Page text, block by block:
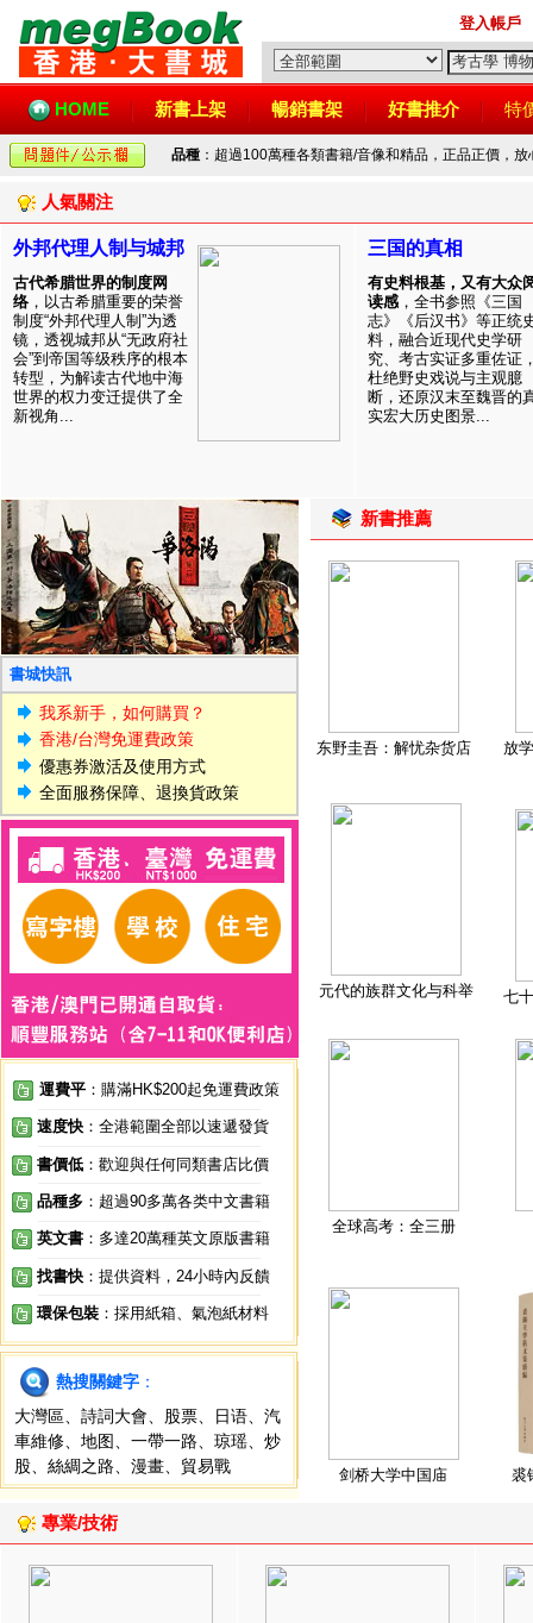
登入帳戶
HOME 新書上架 暢銷書架 好書推介 特
品種 ：超過100萬種各類書籍/音像和精品，正品正價，
人氣關注
外邦代理人制与城邦
古代希腊世界的制度网
络 ，以古希腊重要的荣誉
制度“外邦代理人制”为透
镜，透视城邦从“无政府社
会”到帝国等级秩序的根本
转型，为解读古代地中海
世界的权力变迁提供了全
新视角...
三国的真相
有史料根基，又有大众
读感 ，全书参照《三国
志》《后汉书》等正统
料，融合近现代史学研
究、考古实证多重佐证
杜绝野史戏说与主观臆
断，还原汉末至魏晋的
实宏大历史图景...
書城快訊
我系新手，如何購買？
香港/台灣免運費政策
優惠券激活及使用方式
全面服務保障、退換貨政策
運費平 ：購滿HK$200起免運費政策
速度快 ：全港範圍全部以速遞發貨
書價低 ：歡迎與任何同類書店比價
品種多 ：超過90多萬各类中文書籍
英文書 ：多達20萬種英文原版書籍
找書快 ：提供資料，24小時內反饋
環保包裝 ：採用紙箱、氣泡紙材料
熱搜關鍵字 ：
大灣區
詩詞大會 股票 日语
汽
車維修
地图 一帶一路 琼瑶
炒
股
絲綢之路 漫畫 貿易戰
新書推薦
东野圭吾：解忧杂货店 放
元代的族群文化与科举 七
全球高考：全三册
剑桥大学中国庙 裘
專業/技術